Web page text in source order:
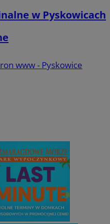
w Pyskowicach
www - Pyskowice